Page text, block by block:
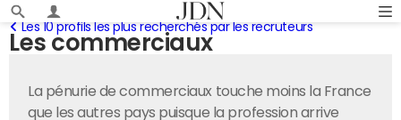
Les commerciaux
Les 10 profils les plus recherchés par les recruteurs
La pénurie de commerciaux touche moins la France
que les autres pays puisque la profession arrive